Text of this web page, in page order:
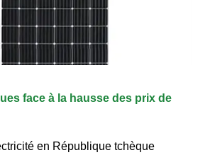
face à la hausse des prix de
en République tchèque